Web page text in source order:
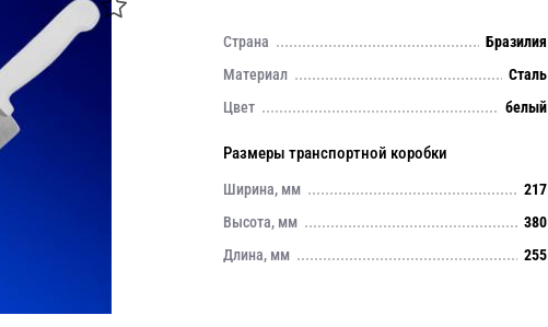
Страна
Бразилия
Материал
Сталь
Цвет
белый
Размеры транспортной коробки
Ширина, мм
217
Высота, мм
380
Длина, мм
255